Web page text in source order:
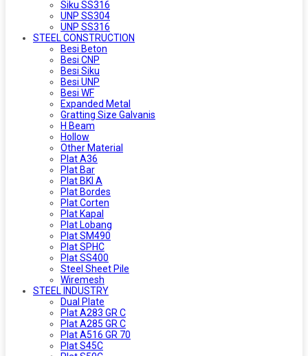
Siku SS316
UNP SS304
UNP SS316
STEEL CONSTRUCTION
Besi Beton
Besi CNP
Besi Siku
Besi UNP
Besi WF
Expanded Metal
Gratting Size Galvanis
H Beam
Hollow
Other Material
Plat A36
Plat Bar
Plat BKI A
Plat Bordes
Plat Corten
Plat Kapal
Plat Lobang
Plat SM490
Plat SPHC
Plat SS400
Steel Sheet Pile
Wiremesh
STEEL INDUSTRY
Dual Plate
Plat A283 GR C
Plat A285 GR C
Plat A516 GR 70
Plat S45C